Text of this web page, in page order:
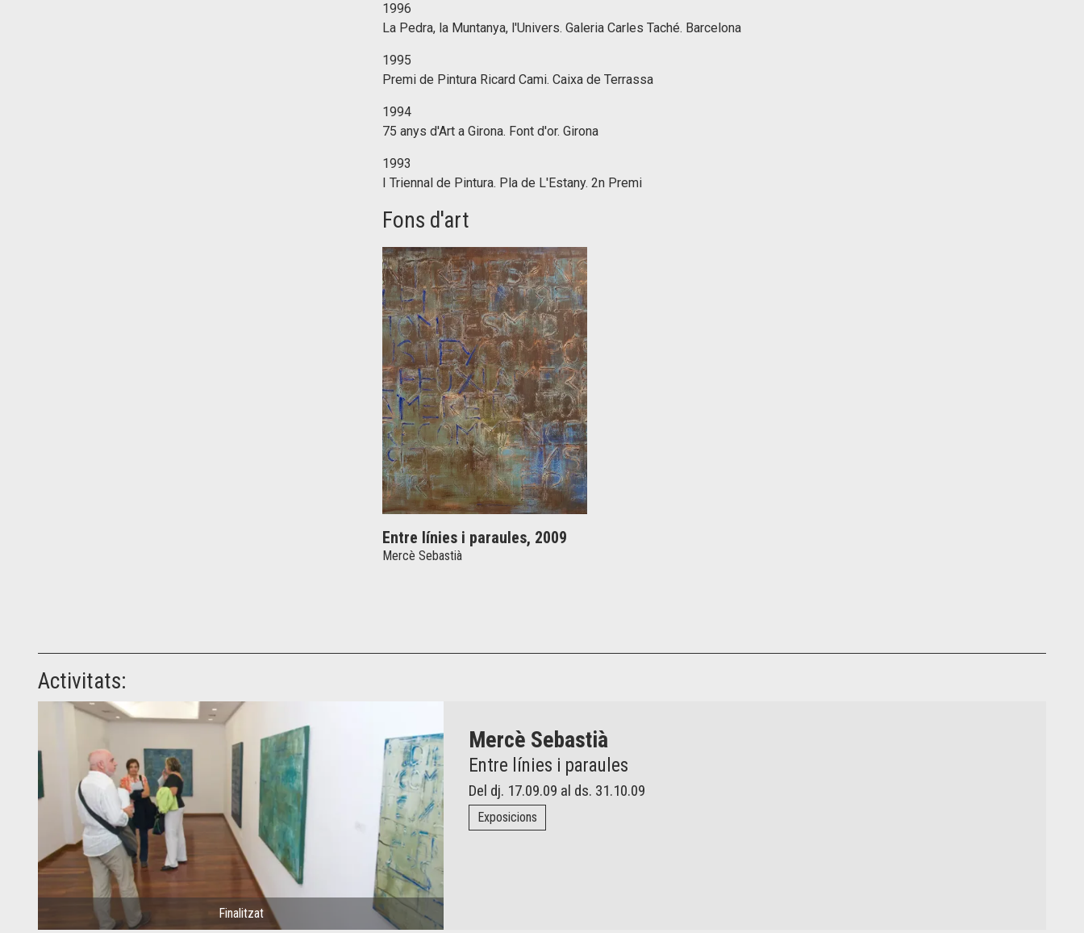
1996
La Pedra, la Muntanya, l'Univers. Galeria Carles Taché. Barcelona
1995
Premi de Pintura Ricard Cami. Caixa de Terrassa
1994
75 anys d'Art a Girona. Font d'or. Girona
1993
I Triennal de Pintura. Pla de L'Estany. 2n Premi
Fons d'art
Entre línies i paraules, 2009
Mercè Sebastià
Activitats:
Finalitzat
Mercè Sebastià
Entre línies i paraules
Del dj. 17.09.09 al ds. 31.10.09
Exposicions